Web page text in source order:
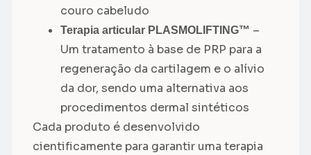
couro cabeludo
Terapia articular PLASMOLIFTING™ –
Um tratamento à base de PRP para a
regeneração da cartilagem e o alívio
da dor, sendo uma alternativa aos
procedimentos dermal sintéticos
Cada produto é desenvolvido
cientificamente para garantir uma terapia